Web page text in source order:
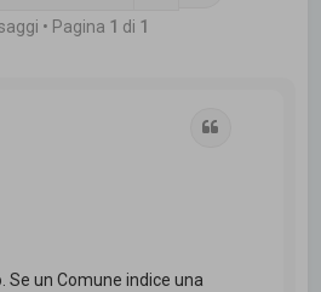
• Pagina 1 di 1
Se un Comune indice una